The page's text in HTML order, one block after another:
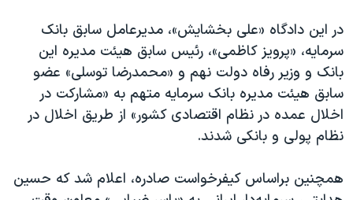
اسرائیل در جنگ
نرگس محمدی برنده جایزه نوبل صلح
همایش محافظه‌کاران آمریکا «سی‌پک»
صفحه‌های ویژه
در این دادگاه «علی بخشایش»، مدیرعامل سابق بانک
سرمایه، «پرویز کاظمی»، رئیس سابق هیئت مدیره این
بانک و وزیر رفاه دولت نهم و «محمدرضا توسلی» عضو
سابق هیئت مدیره بانک سرمایه متهم به «مشارکت در
اخلال عمده در نظام اقتصادی کشور» از طریق اخلال در
نظام پولی و بانکی شدند.
همچنین براساس کیفرخواست صادره، اعلام شد که حسین